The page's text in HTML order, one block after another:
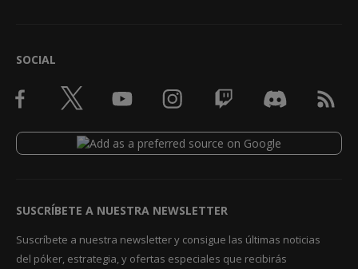
SOCIAL
SUSCRÍBETE A NUESTRA NEWSLETTER
Suscríbete a nuestra newsletter y consigue las últimas noticias
del póker, estrategia, y ofertas especiales que recibirás